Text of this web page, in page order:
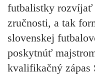
futbalistky rozvíjať
zručnosti, a tak
slovenskej
poskytnúť
kvalifikačný zápas